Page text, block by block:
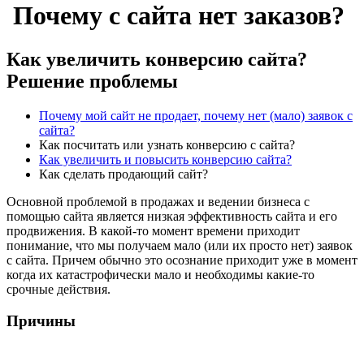
Почему с сайта нет заказов?
Как увеличить конверсию сайта?
Решение проблемы
Почему мой сайт не продает, почему нет (мало) заявок с
сайта?
Как посчитать или узнать конверсию с сайта?
Как увеличить и повысить конверсию сайта?
Как сделать продающий сайт?
Основной проблемой в продажах и ведении бизнеса с
помощью сайта является низкая эффективность сайта и его
продвижения. В какой-то момент времени приходит
понимание, что мы получаем мало (или их просто нет) заявок
с сайта. Причем обычно это осознание приходит уже в момент
когда их катастрофически мало и необходимы какие-то
срочные действия.
Причины